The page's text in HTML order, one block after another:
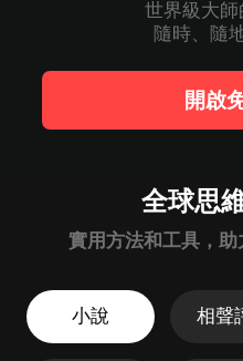
知識
世界級大
隨時、隨
實用方法和工具，